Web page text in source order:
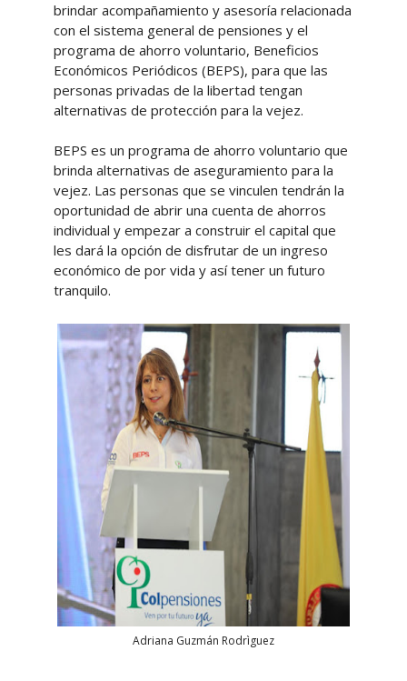
brindar acompañamiento y asesoría relacionada
con el sistema general de pensiones y el
programa de ahorro voluntario, Beneficios
Económicos Periódicos (BEPS), para que las
personas privadas de la libertad tengan
alternativas de protección para la vejez.
BEPS es un programa de ahorro voluntario que
brinda alternativas de aseguramiento para la
vejez. Las personas que se vinculen tendrán la
oportunidad de abrir una cuenta de ahorros
individual y empezar a construir el capital que
les dará la opción de disfrutar de un ingreso
económico de por vida y así tener un futuro
tranquilo.
Adriana Guzmán Rodrìguez